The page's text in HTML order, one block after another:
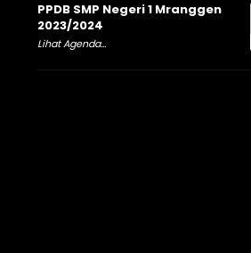
PPDB SMP Negeri 1 Mranggen
2023/2024
Lihat Agenda...